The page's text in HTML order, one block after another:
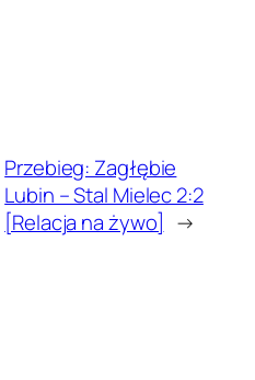
Przebieg: Zagłębie
Lubin – Stal Mielec 2:2
[Relacja na żywo] →